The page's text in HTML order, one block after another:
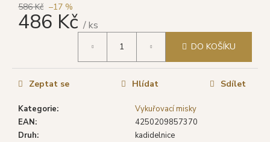
586 Kč –17 %
486 Kč / ks
DO KOŠÍKU
Kategorie:
Vykuřovací misky
EAN:
4250209857370
Druh:
kadidelnice
Zeptat se Hlídat Sdílet
m
VONNÉ
NAG
CHAMPA,
15